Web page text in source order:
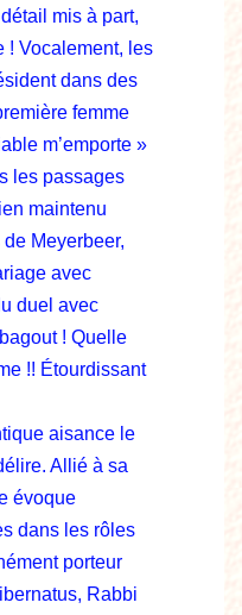
mis à part,
! Vocalement, les
dans des
femme
m’emporte »
les passages
maintenu
Meyerbeer,
avec
duel avec
! Quelle
!! Étourdissant
aisance le
Allié à sa
évoque
dans les rôles
porteur
Rabbi